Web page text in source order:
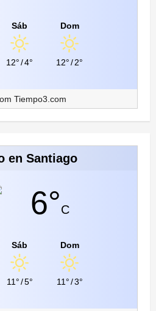
Sáb
12°/4°
Dom
12°/2°
Tiempo3.com
en Santiago
6°C
Sáb
11°/5°
Dom
11°/3°